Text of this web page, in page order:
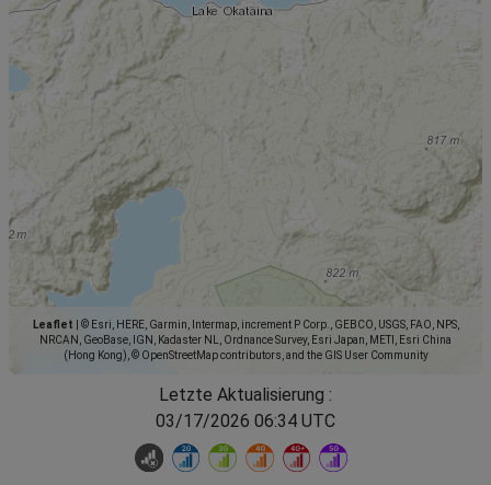
Leaflet
© Esri, HERE, Garmin, Intermap, increment P Corp., GEBCO, USGS, FAO, NPS,
NRCAN, GeoBase, IGN, Kadaster NL, Ordnance Survey, Esri Japan, METI, Esri China
(Hong Kong), © OpenStreetMap contributors, and the GIS User Community
Letzte Aktualisierung :
03/17/2026 06:34 UTC